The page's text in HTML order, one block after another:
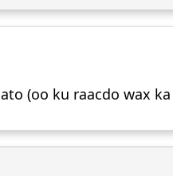
(oo ku raacdo wax